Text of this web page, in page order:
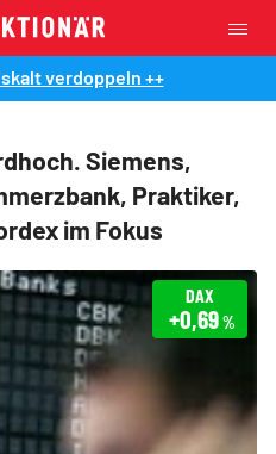
verdoppeln ++
Siemens,
Praktiker,
im Fokus
DAX
+0,69%